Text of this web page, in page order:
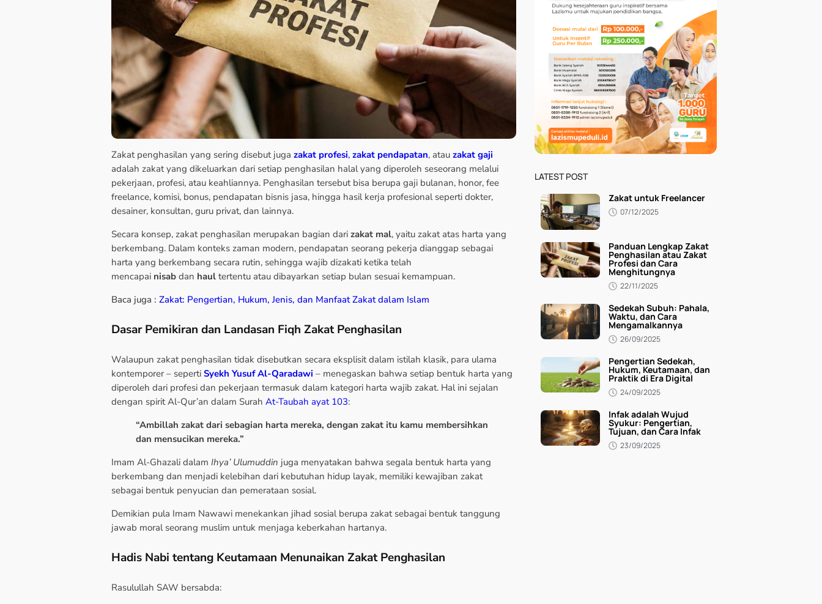
Zakat penghasilan yang sering disebut juga zakat profesi, zakat pendapatan, atau zakat gaji
adalah zakat yang dikeluarkan dari setiap penghasilan halal yang diperoleh seseorang melalui
pekerjaan, profesi, atau keahliannya. Penghasilan tersebut bisa berupa gaji bulanan, honor, fee
freelance, komisi, bonus, pendapatan bisnis jasa, hingga hasil kerja profesional seperti dokter,
desainer, konsultan, guru privat, dan lainnya.
Secara konsep, zakat penghasilan merupakan bagian dari zakat mal, yaitu zakat atas harta yang
berkembang. Dalam konteks zaman modern, pendapatan seorang pekerja dianggap sebagai
harta yang berkembang secara rutin, sehingga wajib dizakati ketika telah
mencapai nisab dan haul tertentu atau dibayarkan setiap bulan sesuai kemampuan.
Baca juga : Zakat: Pengertian, Hukum, Jenis, dan Manfaat Zakat dalam Islam
Dasar Pemikiran dan Landasan Fiqh Zakat Penghasilan
Walaupun zakat penghasilan tidak disebutkan secara eksplisit dalam istilah klasik, para ulama
kontemporer – seperti Syekh Yusuf Al-Qaradawi – menegaskan bahwa setiap bentuk harta yang
diperoleh dari profesi dan pekerjaan termasuk dalam kategori harta wajib zakat. Hal ini sejalan
dengan spirit Al-Qur’an dalam Surah At-Taubah ayat 103:
“Ambillah zakat dari sebagian harta mereka, dengan zakat itu kamu membersihkan
dan mensucikan mereka.”
Imam Al-Ghazali dalam Ihya’ Ulumuddin juga menyatakan bahwa segala bentuk harta yang
berkembang dan menjadi kelebihan dari kebutuhan hidup layak, memiliki kewajiban zakat
sebagai bentuk penyucian dan pemerataan sosial.
Demikian pula Imam Nawawi menekankan jihad sosial berupa zakat sebagai bentuk tanggung
jawab moral seorang muslim untuk menjaga keberkahan hartanya.
Hadis Nabi tentang Keutamaan Menunaikan Zakat Penghasilan
Rasulullah SAW bersabda:
LATEST POST
Zakat untuk Freelancer
07/12/2025
Panduan Lengkap Zakat
Penghasilan atau Zakat
Profesi dan Cara
Menghitungnya
22/11/2025
Sedekah Subuh: Pahala,
Waktu, dan Cara
Mengamalkannya
26/09/2025
Pengertian Sedekah,
Hukum, Keutamaan, dan
Praktik di Era Digital
24/09/2025
Infak adalah Wujud
Syukur: Pengertian,
Tujuan, dan Cara Infak
23/09/2025